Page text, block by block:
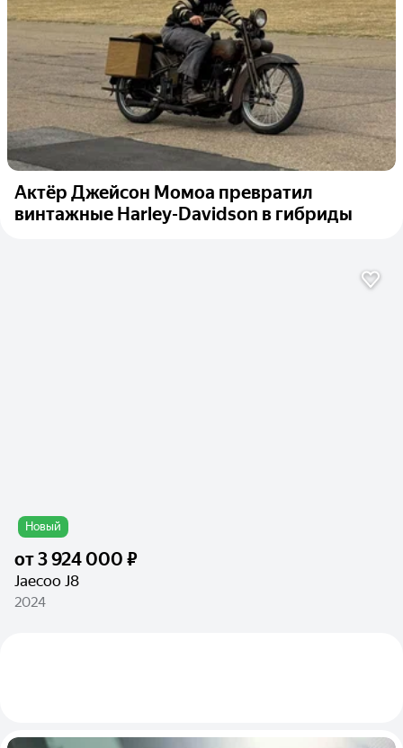
Актёр Джейсон Момоа превратил
винтажные Harley-Davidson в гибриды
Новый
от3 924 000 ₽
Jaecoo J8
2024